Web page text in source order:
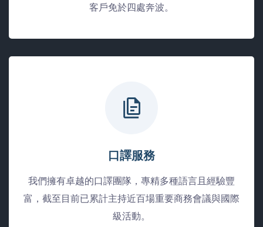
客戶免於四處奔波。
口譯服務
我們擁有卓越的口譯團隊，專精多種語言且經驗豐
富，截至目前已累計主持近百場重要商務會議與國際
級活動。